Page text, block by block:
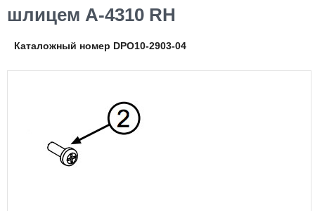
шлицем A-4310 RH
Каталожный номер DPO10-2903-04